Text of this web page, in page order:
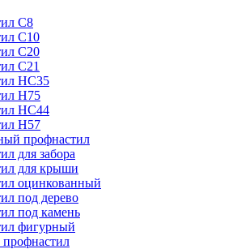
С8
С10
С20
С21
НС35
Н75
HC44
Н57
профнастил
для забора
для крыши
оцинкованный
под дерево
под камень
фигурный